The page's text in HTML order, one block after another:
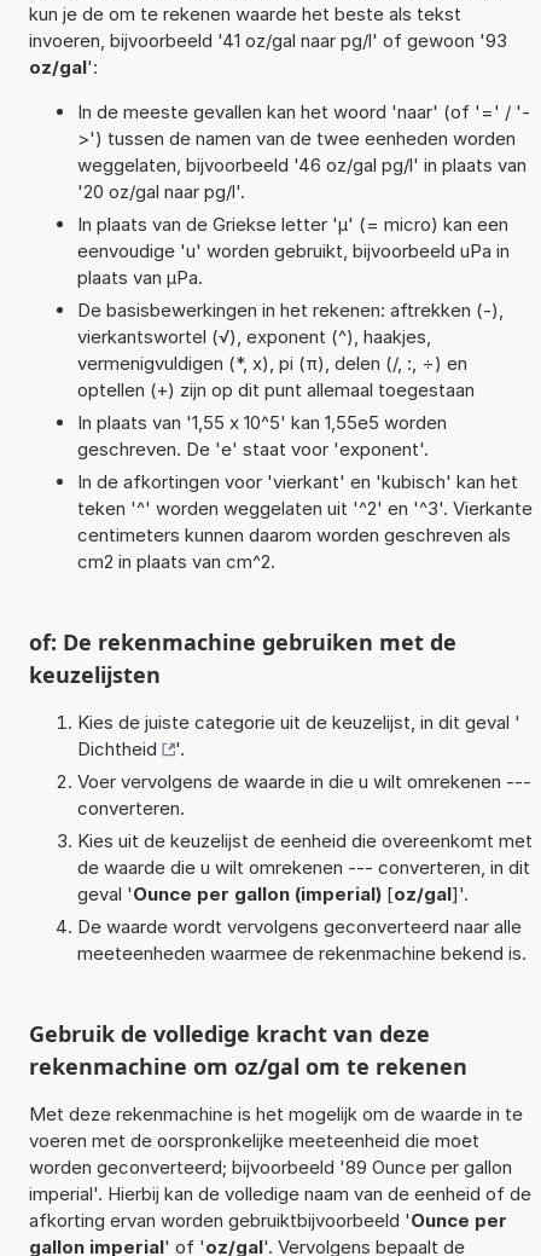
kun je de om te rekenen waarde het beste als tekst
invoeren, bijvoorbeeld '41 oz/gal naar pg/l' of gewoon '93
oz/gal':
In de meeste gevallen kan het woord 'naar' (of '=' / '-
>') tussen de namen van de twee eenheden worden
weggelaten, bijvoorbeeld '46 oz/gal pg/l' in plaats van
'20 oz/gal naar pg/l'.
In plaats van de Griekse letter 'µ' (= micro) kan een
eenvoudige 'u' worden gebruikt, bijvoorbeeld uPa in
plaats van µPa.
De basisbewerkingen in het rekenen: aftrekken (-),
vierkantswortel (√), exponent (^), haakjes,
vermenigvuldigen (*, x), pi (π), delen (/, :, ÷) en
optellen (+) zijn op dit punt allemaal toegestaan
In plaats van '1,55 x 10^5' kan 1,55e5 worden
geschreven. De 'e' staat voor 'exponent'.
In de afkortingen voor 'vierkant' en 'kubisch' kan het
teken '^' worden weggelaten uit '^2' en '^3'. Vierkante
centimeters kunnen daarom worden geschreven als
cm2 in plaats van cm^2.
of: De rekenmachine gebruiken met de
keuzelijsten
Kies de juiste categorie uit de keuzelijst, in dit geval '
Dichtheid
'.
Voer vervolgens de waarde in die u wilt omrekenen ---
converteren.
Kies uit de keuzelijst de eenheid die overeenkomt met
de waarde die u wilt omrekenen --- converteren, in dit
geval 'Ounce per gallon (imperial)[oz/gal]'.
De waarde wordt vervolgens geconverteerd naar alle
meeteenheden waarmee de rekenmachine bekend is.
Gebruik de volledige kracht van deze
rekenmachine om oz/gal om te rekenen
Met deze rekenmachine is het mogelijk om de waarde in te
voeren met de oorspronkelijke meeteenheid die moet
worden geconverteerd; bijvoorbeeld '89 Ounce per gallon
imperial'. Hierbij kan de volledige naam van de eenheid of de
afkorting ervan worden gebruiktbijvoorbeeld 'Ounce per
gallon imperial' of 'oz/gal'. Vervolgens bepaalt de